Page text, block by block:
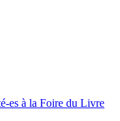
es à la Foire du Livre